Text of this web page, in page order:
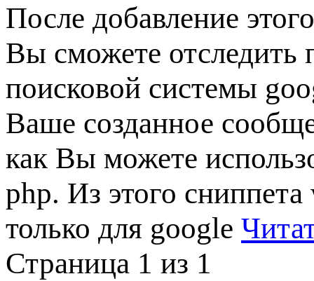
После добавление
Вы сможете отследить
поисковой системы
Ваше созданное
как Вы можете
php. Из этого
только для google
Страница 1 из 1